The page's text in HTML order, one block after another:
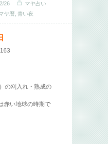
26
マヤ占い
ヤ暦 青い夜
の刈入れ・熟成の
赤い地球の時期で